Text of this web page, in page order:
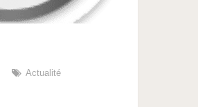
Actualité